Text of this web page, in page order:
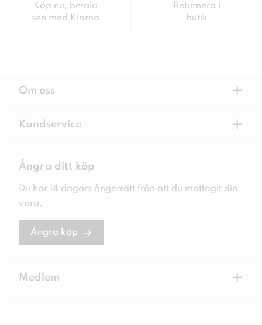
Köp nu, betala
sen med Klarna
Returnera i
butik
Om oss +
Kundservice +
Ångra ditt köp
Du har 14 dagars ångerrätt från att du mottagit din
vara.
Ångra köp
Medlem +